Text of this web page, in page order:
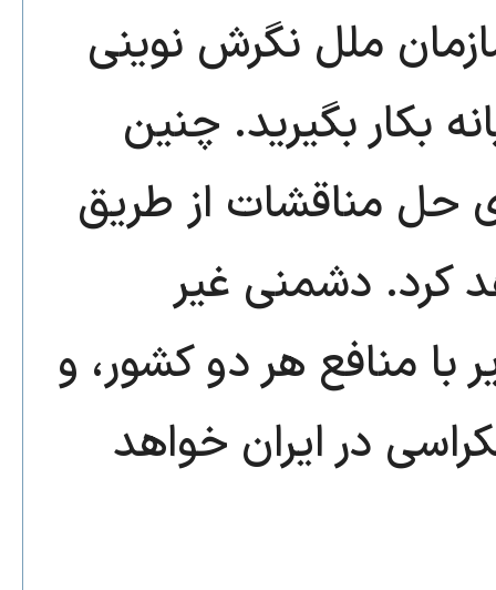
سازمان ملل نگرش نوینی
بکار بگیرید. چنین
حل مناقشات از طریق
کرد. دشمنی غیر
با منافع هر دو کشور، و
در ایران خواهد